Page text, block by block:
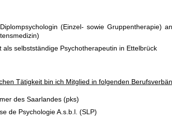
(Einzel- sowie Gruppentherapie)
selbstständige Psychotherapeutin in Ettelbrück
Tätigkeit bin ich Mitglied in folgenden
des Saarlandes (pks)
de Psychologie A.s.b.l. (SLP)